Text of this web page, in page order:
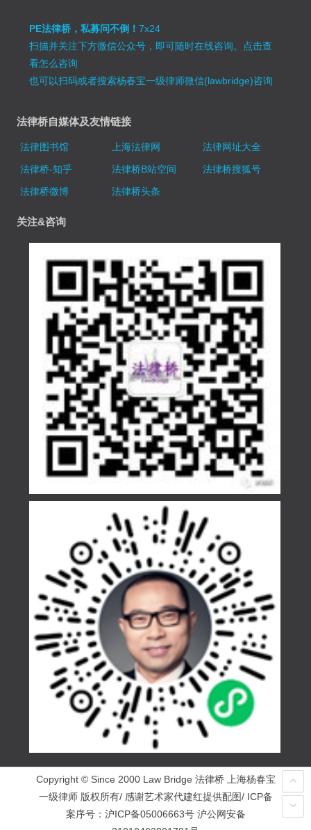
PE法律桥，私募问不倒！7x24
扫描并关注下方微信公众号，即可随时在线咨询。 点击查
看怎么咨询
也可以扫码或者搜索杨春宝一级律师微信(lawbridge)咨询
法律桥自媒体及友情链接
法律图书馆 上海法律网
法律网址大全
法律桥-知乎
法律桥B站空间
法律桥搜狐号
法律桥微博
法律桥头条
关注&咨询
Copyright © Since 2000 Law Bridge 法律桥 上海杨春宝
一级律师 版权所有/ 感谢艺术家代建红提供配图/ ICP备
案序号： 沪ICP备05006663号 沪公网安备